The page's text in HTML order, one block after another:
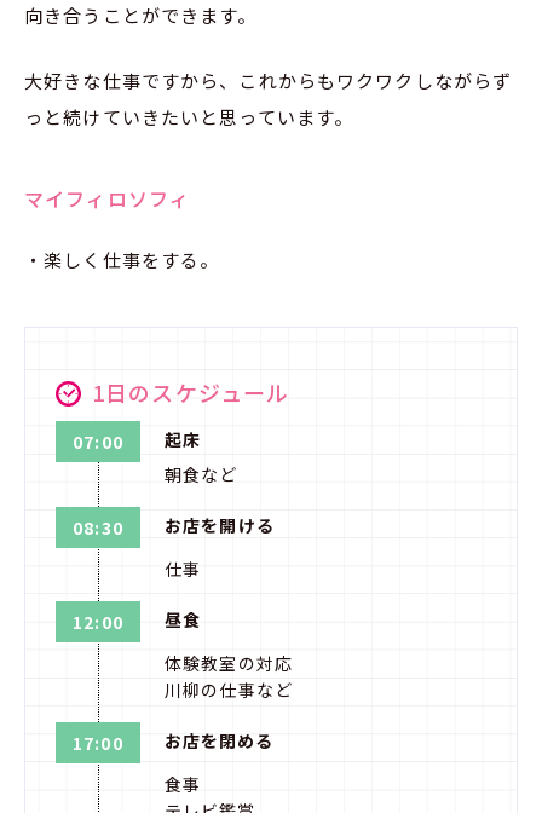
向き合うことができます。
大好きな仕事ですから、これからもワクワクしながらず
っと続けていきたいと思っています。
マイフィロソフィ
・楽しく仕事をする。
1日のスケジュール
07:00
起床
朝食など
08:30
お店を開ける
仕事
12:00
昼食
体験教室の対応
川柳の仕事など
17:00
お店を閉める
食事